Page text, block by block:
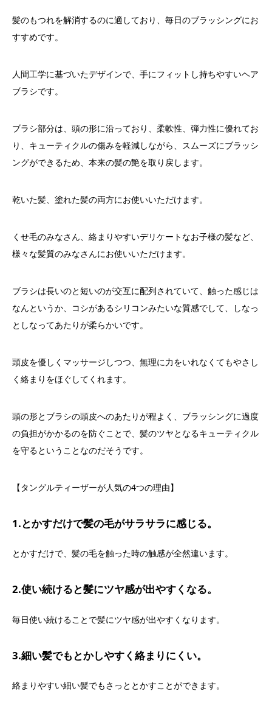
髪のもつれを解消するのに適しており、毎日のブラッシングにお
すすめです。
人間工学に基づいたデザインで、手にフィットし持ちやすいヘア
ブラシです。
ブラシ部分は、頭の形に沿っており、柔軟性、弾力性に優れてお
り、キューティクルの傷みを軽減しながら、スムーズにブラッシ
ングができるため、本来の髪の艶を取り戻します。
乾いた髪、塗れた髪の両方にお使いいただけます。
くせ毛のみなさん、絡まりやすいデリケートなお子様の髪など、
様々な髪質のみなさんにお使いいただけます。
ブラシは長いのと短いのが交互に配列されていて、触った感じは
なんというか、コシがあるシリコンみたいな質感でして、しなっ
としなってあたりが柔らかいです。
頭皮を優しくマッサージしつつ、無理に力をいれなくてもやさし
く絡まりをほぐしてくれます。
頭の形とブラシの頭皮へのあたりが程よく、ブラッシングに過度
の負担がかかるのを防ぐことで、髪のツヤとなるキューティクル
を守るということなのだそうです。
【タングルティーザーが人気の4つの理由】
1.とかすだけで髪の毛がサラサラに感じる。
とかすだけで、髪の毛を触った時の触感が全然違います。
2.使い続けると髪にツヤ感が出やすくなる。
毎日使い続けることで髪にツヤ感が出やすくなります。
3.細い髪でもとかしやすく絡まりにくい。
絡まりやすい細い髪でもさっととかすことができます。